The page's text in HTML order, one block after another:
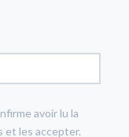
avoir lu la
et les accepter.